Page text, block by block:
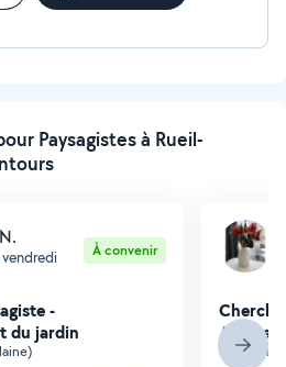
Paysagistes à Rueil-
À convenir
-
du jardin
Nanterre